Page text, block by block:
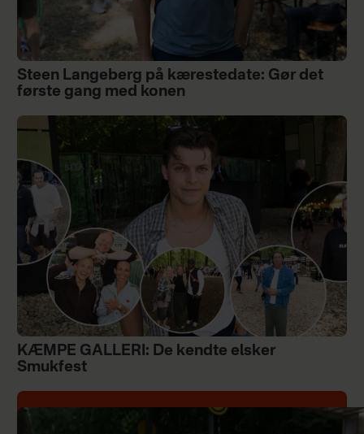
Steen Langeberg på kærestedate: Gør det
første gang med konen
KÆMPE GALLERI: De kendte elsker
Smukfest